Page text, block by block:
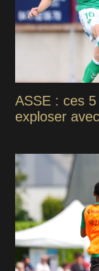
ASSE : ces
exploser